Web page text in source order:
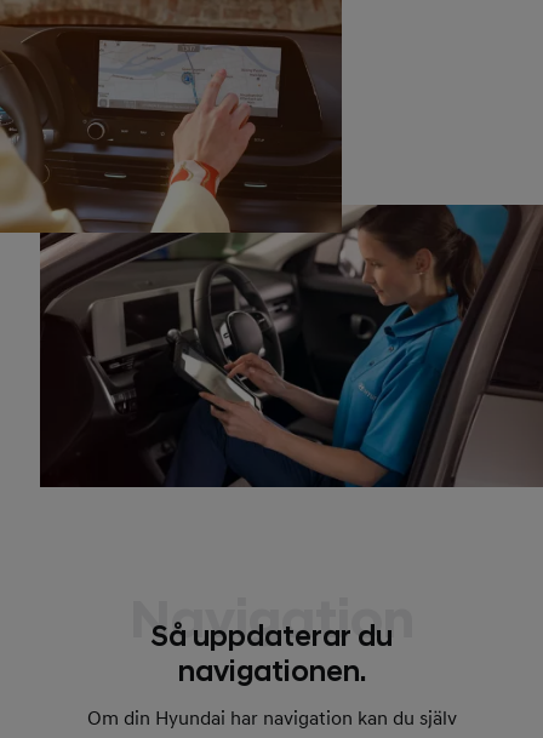
ㆍKontroll med GDS/KDS
ㆍVisuell kontroll av motor och växellåda för läckage
ㆍKontroll av bromsar (belägg & skivor)
ㆍKontroll underrede (hjulupphängning, stötdämpare,
avgassystem och fästen)
Navigation
Så uppdaterar du
navigationen.
Om din Hyundai har navigation kan du själv